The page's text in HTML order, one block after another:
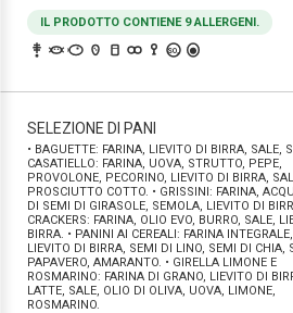
IL PRODOTTO CONTIENE 9 ALLERGENI.
SO₂
SELEZIONE DI PANI
• BAGUETTE: FARINA, LIEVITO DI BIRRA, SALE,
CASATIELLO: FARINA, UOVA, STRUTTO, PEPE,
PROVOLONE, PECORINO, LIEVITO DI BIRRA,
PROSCIUTTO COTTO. • GRISSINI: FARINA,
DI SEMI DI GIRASOLE, SEMOLA, LIEVITO DI
CRACKERS: FARINA, OLIO EVO, BURRO, SALE,
BIRRA. • PANINI AI CEREALI: FARINA
LIEVITO DI BIRRA, SEMI DI LINO, SEMI DI CHIA,
PAPAVERO, AMARANTO. • GIRELLA LIMONE E
ROSMARINO: FARINA DI GRANO, LIEVITO DI
LATTE, SALE, OLIO DI OLIVA, UOVA, LIMONE,
ROSMARINO.